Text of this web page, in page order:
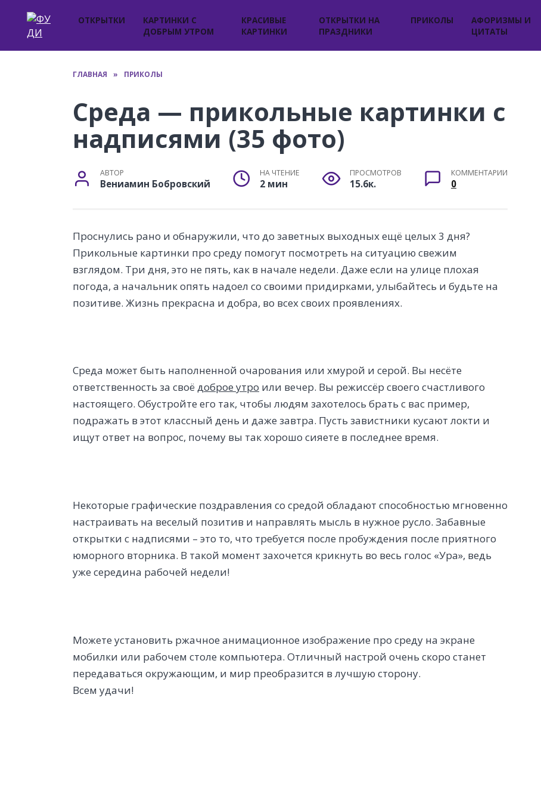
содержанию
ОТКРЫТКИ
КАРТИНКИ С
ДОБРЫМ УТРОМ
КРАСИВЫЕ
КАРТИНКИ
ОТКРЫТКИ НА
ПРАЗДНИКИ
ПРИКОЛЫ
АФОРИЗМЫ И
ЦИТАТЫ
ГЛАВНАЯ » ПРИКОЛЫ
Среда — прикольные картинки с
надписями (35 фото)
АВТОР
Вениамин Бобровский
НА ЧТЕНИЕ
2 мин
ПРОСМОТРОВ
15.6к.
КОММЕНТАРИИ
0
Проснулись рано и обнаружили, что до заветных выходных ещё целых 3 дня?
Прикольные картинки про среду помогут посмотреть на ситуацию свежим
взглядом. Три дня, это не пять, как в начале недели. Даже если на улице плохая
погода, а начальник опять надоел со своими придирками, улыбайтесь и будьте на
позитиве. Жизнь прекрасна и добра, во всех своих проявлениях.
Среда может быть наполненной очарования или хмурой и серой. Вы несёте
ответственность за своё доброе утро или вечер. Вы режиссёр своего счастливого
настоящего. Обустройте его так, чтобы людям захотелось брать с вас пример,
подражать в этот классный день и даже завтра. Пусть завистники кусают локти и
ищут ответ на вопрос, почему вы так хорошо сияете в последнее время.
Некоторые графические поздравления со средой обладают способностью мгновенно
настраивать на веселый позитив и направлять мысль в нужное русло. Забавные
открытки с надписями – это то, что требуется после пробуждения после приятного
юморного вторника. В такой момент захочется крикнуть во весь голос «Ура», ведь
уже середина рабочей недели!
Можете установить ржачное анимационное изображение про среду на экране
мобилки или рабочем столе компьютера. Отличный настрой очень скоро станет
передаваться окружающим, и мир преобразится в лучшую сторону.
Всем удачи!